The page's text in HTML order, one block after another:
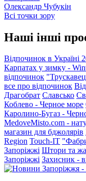
Олександр Чубукін
Всі точки зору
Наші інші
Відпочинок в Україні
Карпатах у зимку -
відпочинок
все про відпочинок
Драгобрат Славсько
Коблево - Черное море
Каролино-Бугаз -
MedoveMisto.com -
магазин для бджолярів
Region Touch-IT
Запоріжжі Штори та
Запоріжжі Захисник -